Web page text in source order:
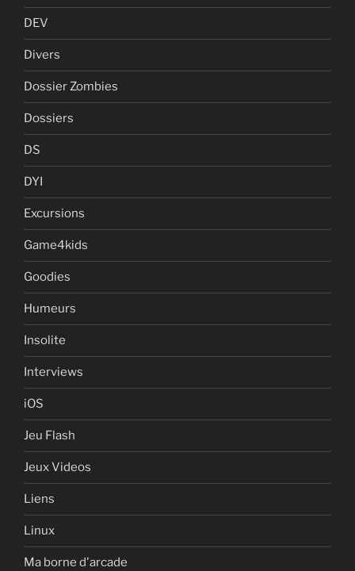
DEV
Divers
Dossier Zombies
Dossiers
DS
DYI
Excursions
Game4kids
Goodies
Humeurs
Insolite
Interviews
iOS
Jeu Flash
Jeux Videos
Liens
Linux
Ma borne d'arcade